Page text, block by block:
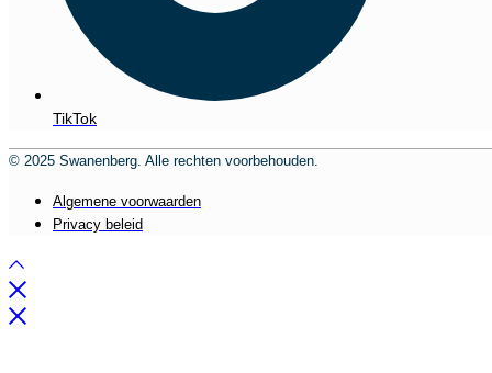
TikTok
© 2025 Swanenberg. Alle rechten voorbehouden.
Algemene voorwaarden
Privacy beleid